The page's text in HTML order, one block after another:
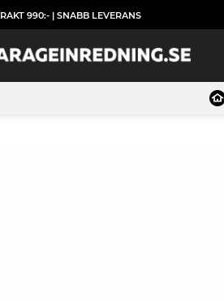
990:- | SNABB LEVERANS